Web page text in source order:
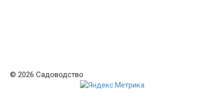
© 2026 Садоводство